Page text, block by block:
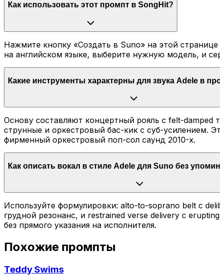
Как использовать этот промпт в SongHit?
Нажмите кнопку «Создать в Suno» на этой
на английском языке, выберите нужную модель, и
Какие инструменты характерны для звука Adele в
Основу составляют концертный рояль с felt-damped
струнные и оркестровый бас-кик с суб-усилением.
фирменный оркестровый поп-сол саунд 2010-х.
Как описать вокал в стиле Adele для Suno без
Используйте формулировки: alto-to-soprano belt с
грудной резонанс, и restrained verse delivery с
без прямого указания на исполнителя.
Похожие промпты
Teddy Swims